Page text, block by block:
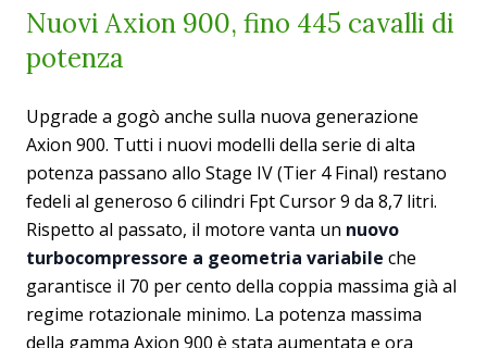
Nuovi Axion 900, fino 445 cavalli di
potenza
Upgrade a gogò anche sulla nuova generazione
Axion 900. Tutti i nuovi modelli della serie di alta
potenza passano allo Stage IV (Tier 4 Final) restano
fedeli al generoso 6 cilindri Fpt Cursor 9 da 8,7 litri.
Rispetto al passato, il motore vanta un nuovo
turbocompressore a geometria variabile che
garantisce il 70 per cento della coppia massima già al
regime rotazionale minimo. La potenza massima
della gamma Axion 900 è stata aumentata e ora